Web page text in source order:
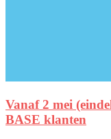
Vanaf 2 mei
BASE klanten